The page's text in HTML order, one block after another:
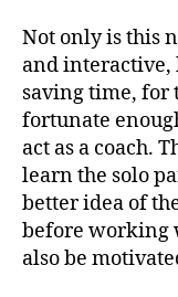
Not only is this
and interactive,
saving time, for
fortunate
act as a coach.
learn the solo
better idea of
before working
also be